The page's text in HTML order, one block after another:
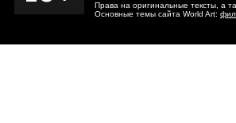
Права на оригинальные тексты, а
Основные темы сайта World Art: